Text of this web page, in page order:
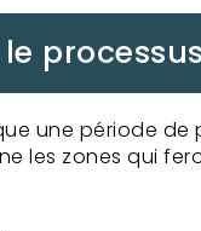
une période de
les zones qui